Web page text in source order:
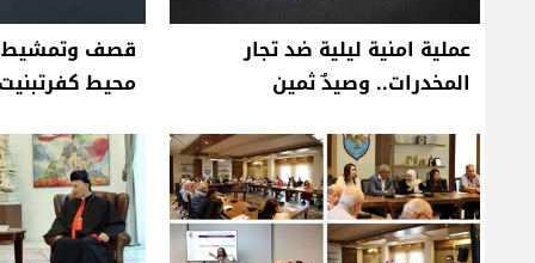
عملية امنية ليلية ضد تجار
المخدرات.. وصيدٌ ثمين
قصف وتمشيط
محيط